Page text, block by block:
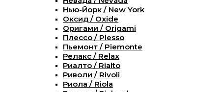
Нью-Йорк / New York
Оксид / Oxide
Оригами / Origami
Плессо / Plesso
Пьемонт / Piemonte
Релакс / Relax
Риалто / Rialto
Риволи / Rivoli
Риола / Riola